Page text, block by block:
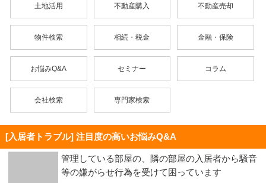
土地活用 不動産購入 不動産売却
物件検索 相続・税金 金融・保険
お悩みQ&A セミナー コラム
会社検索 専門家検索
[入居者トラブル] 注目度の高いお悩みQ&A
管理している部屋の、隣の部屋の入居者から騒音
等の嫌がらせ行為を受けて困っています